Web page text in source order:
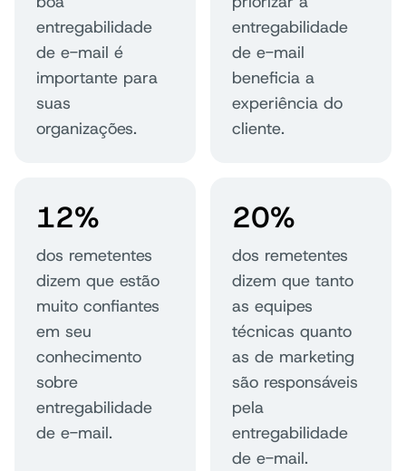
entregabilidade
de e-mail é
importante para
suas
organizações.
entregabilidade
de e-mail
beneficia a
experiência do
cliente.
12%
dos remetentes
dizem que estão
muito confiantes
em seu
conhecimento
sobre
entregabilidade
de e-mail.
20%
dos remetentes
dizem que tanto
as equipes
técnicas quanto
as de marketing
são responsáveis
pela
entregabilidade
de e-mail.